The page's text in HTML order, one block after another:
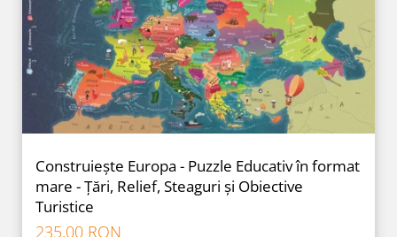
Construiește Europa - Puzzle Educativ în format
mare - Țări, Relief, Steaguri și Obiective
Turistice
235,00 RON